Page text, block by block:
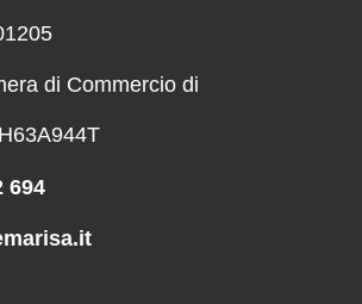
di Commercio di
694